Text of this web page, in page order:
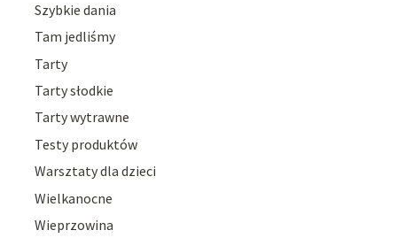
Szybkie dania
Tam jedliśmy
Tarty
Tarty słodkie
Tarty wytrawne
Testy produktów
Warsztaty dla dzieci
Wielkanocne
Wieprzowina